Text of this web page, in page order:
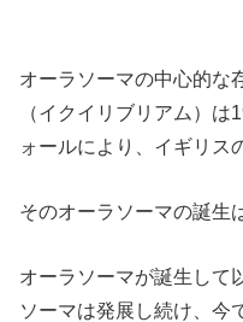
オーラソーマの中心的な
（イクイリブリアム）
ォールにより、イギリス
そのオーラソーマの誕生
オーラソーマが誕生して
ソーマは発展し続け、今